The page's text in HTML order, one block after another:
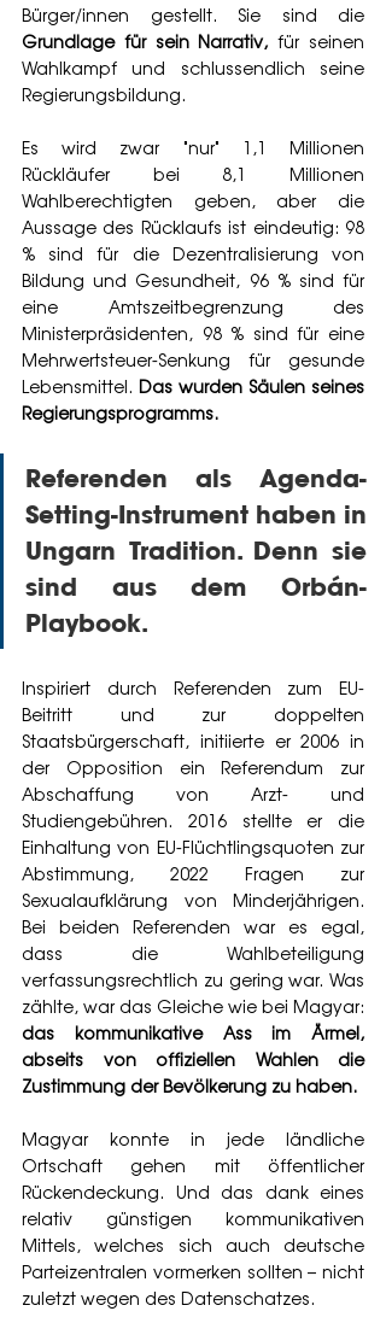
Grundlage für sein Narrativ, für seinen
Wahlkampf und schlussendlich seine
Regierungsbildung.
Es wird zwar "nur" 1,1 Millionen
Rückläufer bei 8,1 Millionen
Wahlberechtigten geben, aber die
Aussage des Rücklaufs ist eindeutig: 98
% sind für die Dezentralisierung von
Bildung und Gesundheit, 96 % sind für
eine Amtszeitbegrenzung des
Ministerpräsidenten, 98 % sind für eine
Mehrwertsteuer-Senkung für gesunde
Lebensmittel. Das wurden Säulen seines
Regierungsprogramms.
Referenden als Agenda-
Setting-Instrument haben in
Ungarn Tradition. Denn sie
sind aus dem Orbán-
Playbook.
Inspiriert durch Referenden zum EU-
Beitritt und zur doppelten
Staatsbürgerschaft, initiierte er 2006 in
der Opposition ein Referendum zur
Abschaffung von Arzt- und
Studiengebühren. 2016 stellte er die
Einhaltung von EU-Flüchtlingsquoten zur
Abstimmung, 2022 Fragen zur
Sexualaufklärung von Minderjährigen.
Bei beiden Referenden war es egal,
dass die Wahlbeteiligung
verfassungsrechtlich zu gering war. Was
das kommunikative Ass im Ärmel,
abseits von offiziellen Wahlen die
Zustimmung der Bevölkerung zu haben.
Magyar konnte in jede ländliche
Ortschaft gehen mit öffentlicher
Rückendeckung. Und das dank eines
relativ günstigen kommunikativen
Mittels, welches sich auch deutsche
Parteizentralen vormerken sollten – nicht
zuletzt wegen des Datenschatzes.